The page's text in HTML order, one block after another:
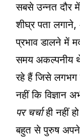
सबसे उन्नत दौर में
शीघ्र पता
प्रभाव डालने में
समय अकल्पनीय
रहे हैं जिसे लगभग
नहीं कि विज्ञान
पर चर्चा ही नहीं
बहुत से पुरुष